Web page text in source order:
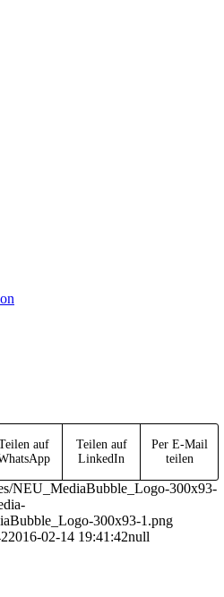
auf
Teilen auf
LinkedIn
Per E-Mail
teilen
NEU_MediaBubble_Logo-300x93-
300x93-1.png
2016-02-14 19:41:42null